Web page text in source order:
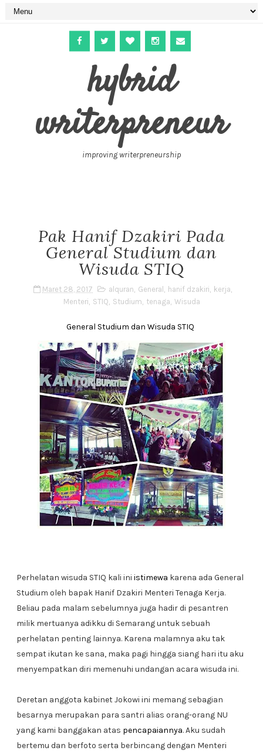
hybrid
writerpreneur
improving writerpreneurship
Pak Hanif Dzakiri Pada
General Studium dan
Wisuda STIQ
Maret 28, 2017 alquran, General , hanif dzakiri, kerja,
Menteri, STIQ, Studium, tenaga, Wisuda
General Studium dan Wisuda STIQ
Perhelatan wisuda STIQ kali ini istimewa karena ada General
Studium oleh bapak Hanif Dzakiri Menteri Tenaga Kerja.
Beliau pada malam sebelumnya juga hadir di pesantren
milik mertuanya adikku di Semarang untuk sebuah
perhelatan penting lainnya. Karena malamnya aku tak
sempat ikutan ke sana, maka pagi hingga siang hari itu aku
menyempatkan diri memenuhi undangan acara wisuda ini.
Deretan anggota kabinet Jokowi ini memang sebagian
besarnya merupakan para santri alias orang-orang NU
yang kami banggakan atas pencapaiannya. Aku sudah
bertemu dan berfoto serta berbincang dengan Menteri